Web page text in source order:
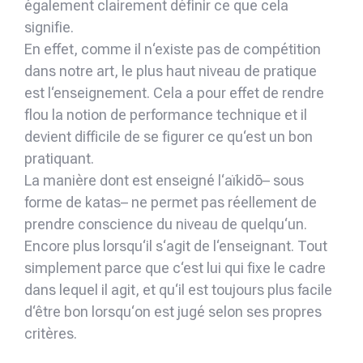
également clairement définir ce que cela
signifie.
En effet, comme il n‘existe pas de compétition
dans notre art, le plus haut niveau de pratique
est l‘enseignement. Cela a pour effet de rendre
flou la notion de performance technique et il
devient difficile de se figurer ce qu‘est un bon
pratiquant.
La manière dont est enseigné l‘aïkidō– sous
forme de katas– ne permet pas réellement de
prendre conscience du niveau de quelqu‘un.
Encore plus lorsqu‘il s‘agit de l‘enseignant. Tout
simplement parce que c‘est lui qui fixe le cadre
dans lequel il agit, et qu‘il est toujours plus facile
d‘être bon lorsqu‘on est jugé selon ses propres
critères.